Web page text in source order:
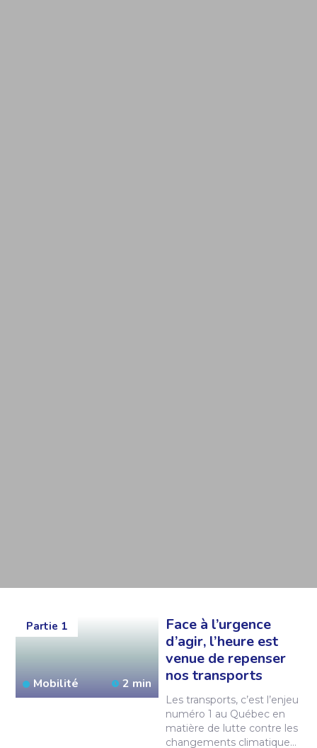
Partie 1
2 min
Mobilité
Face à l’urgence
d’agir, l’heure est
venue de repenser
nos transports
Les transports, c’est l’enjeu
numéro 1 au Québec en
matière de lutte contre les
changements climatiques.